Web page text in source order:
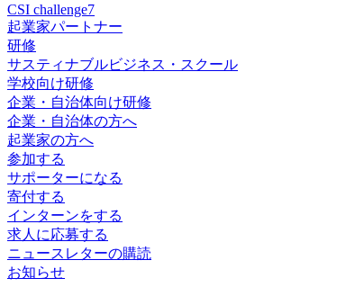
CSI challenge7
起業家パートナー
研修
サスティナブルビジネス・スクール
学校向け研修
企業・自治体向け研修
企業・自治体の方へ
起業家の方へ
参加する
サポーターになる
寄付する
インターンをする
求人に応募する
ニュースレターの購読
お知らせ